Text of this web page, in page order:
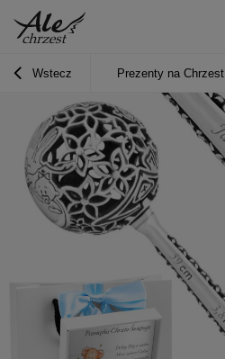
Wstecz Prezenty na Chrzest